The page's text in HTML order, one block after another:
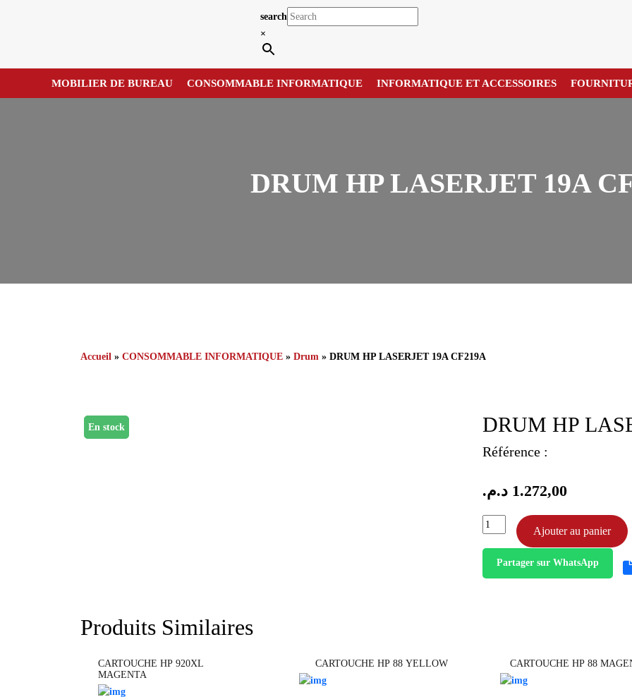
search
×
MOBILIER DE BUREAU CONSOMMABLE INFORMATIQUE INFORMATIQUE ET ACCESSOIRES
DRUM HP LASERJET 19A
Accueil » CONSOMMABLE INFORMATIQUE » Drum » DRUM HP LASERJET 19A CF219A
En stock DRUM HP
Référence :
1.272,00 د.م.
quantité
de
drum
laserjet
Ajouter au panier
Partager sur WhatsApp
Produits Similaires
CARTOUCHE HP 920XL
MAGENTA
CARTOUCHE HP 88 YELLOW CARTOUCHE HP 88